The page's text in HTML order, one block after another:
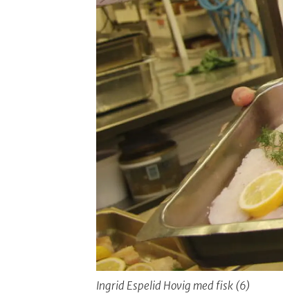
Ingrid Espelid Hovig med fisk (6)